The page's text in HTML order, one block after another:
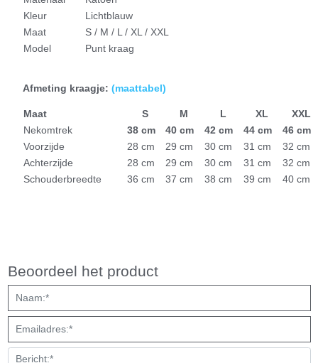
Kleur
Lichtblauw
Maat
S / M / L / XL / XXL
Model
Punt kraag
Afmeting kraagje: (maattabel)
Maat S M L XL
XXL
Nekomtrek
38 cm 40 cm 42 cm 44 cm
46 cm
Voorzijde
28 cm 29 cm 30 cm 31 cm
32 cm
Achterzijde
28 cm 29 cm 30 cm 31 cm
32 cm
Schouderbreedte
36 cm 37 cm 38 cm 39 cm 40 cm
Beoordeel het product